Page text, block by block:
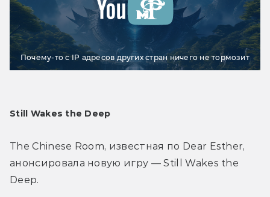
Почему-то с IP адресов других стран ничего не тормозит
Still Wakes the Deep
The Chinese Room, известная по Dear Esther,
анонсировала новую игру — Still Wakes the
Deep.